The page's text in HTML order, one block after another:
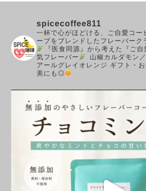
spicecoffee811
一杯で心がほどける、ご自愛コー
ーブをブレンドしたフレーバーク
『医食同源』から考えた『ご
気フレーバー
山椒カルダモン
アールグレイオレンジ ギフト・
美にも◎